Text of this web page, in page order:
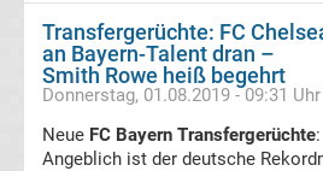
La
Liga
Serie
Transfergerüchte: FC
an Bayern-Talent dran –
Smith Rowe heiß begehrt
Donnerstag, 01.08.2019 - 09:31 Uhr
Neue FC Bayern Transfergerüchte:
Angeblich ist der deutsche